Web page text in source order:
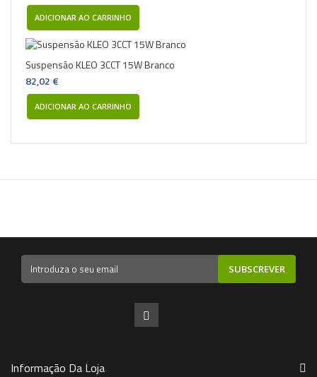
ADICIONAR AO CARRINHO
Suspensão KLEO 3CCT 15W Branco
82,02 €
ADICIONAR AO CARRINHO
SUBSCREVER
Informação Da Loja